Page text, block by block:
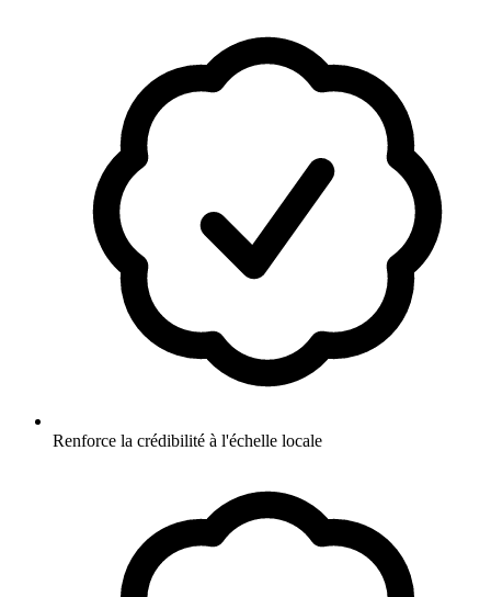
Renforce la crédibilité à l'échelle locale